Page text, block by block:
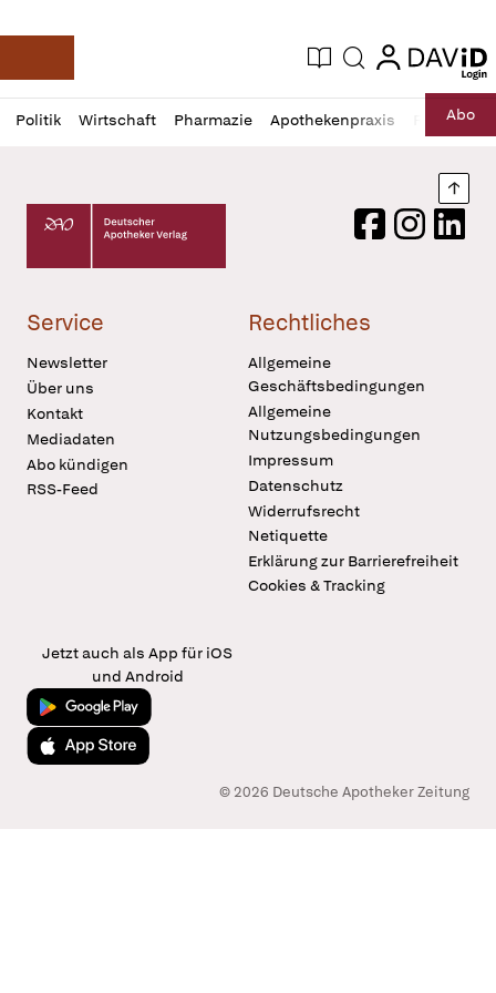
Deutsche Apotheker Zeitung
Aktuelle Ausgabe
Suche login
login
Politik Wirtschaft Pharmazie Apothekenpraxis RechtAbo
Profil
öffnen
Daz
Pur
Deutscher Apotheker Verlag Logo
FacebookInstagram
Service
Newsletter
Über uns
Kontakt
Mediadaten
Abo kündigen
RSS-Feed
Rechtliches
Allgemeine
Geschäftsbedingungen
Allgemeine
Nutzungsbedingungen
Impressum
Datenschutz
Widerrufsrecht
Netiquette
Erklärung zur Barrierefreiheit
Cookies & Tracking
Jetzt auch als App für iOS
und Android
Jetzt bei Google Play
Laden im App Store
© 2026 Deutsche Apotheker Zeitung